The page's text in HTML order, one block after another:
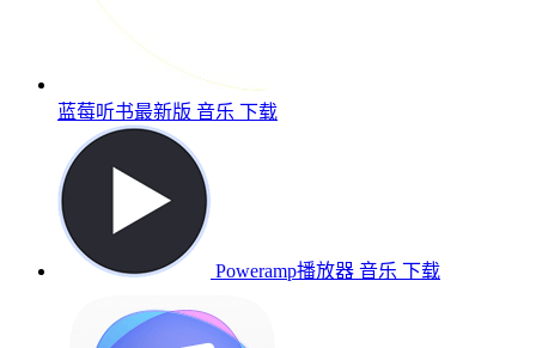
蓝莓听书最新版 音乐 下载
Poweramp播放器 音乐 下载